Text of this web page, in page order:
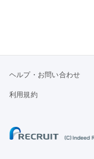
ヘルプ・お問い合わせ
利用規約